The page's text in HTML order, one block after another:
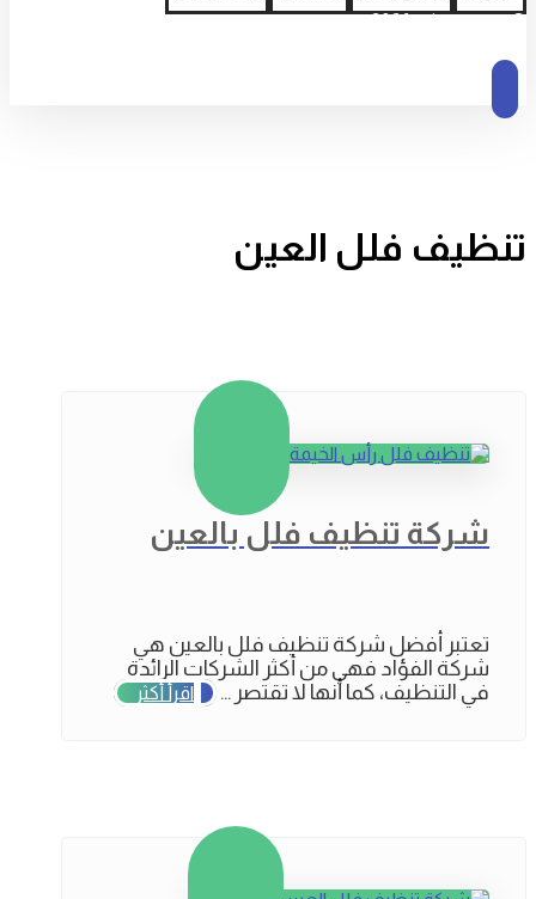
© حقوق النشر 2026
تنظيف فلل العين
شركة تنظيف فلل بالعين
تعتبر أفضل شركة تنظيف فلل بالعين هي
شركة الفؤاد فهي من أكثر الشركات الرائدة
في التنظيف، كما أنها لا تقتصر ...
اقرأ أكثر